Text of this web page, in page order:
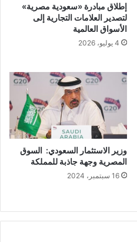
إطلاق مبادرة «سعودية مصرية»
لتصدير العلامات التجارية إلى
الأسواق العالمية
4 يوليو، 2026
وزير الاستثمار السعودي: السوق
المصرية وجهة جاذبة للمملكة
16 سبتمبر، 2024